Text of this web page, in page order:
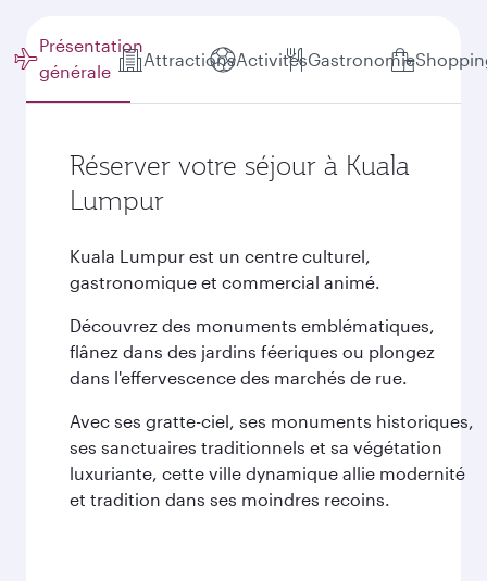
Présentation
générale
AttractionsActivitésGastronomie
Réserver votre séjour à Kuala
Lumpur
Kuala Lumpur est un centre culturel,
gastronomique et commercial animé.
Découvrez des monuments emblématiques,
flânez dans des jardins féeriques ou plongez
dans l'effervescence des marchés de rue.
Avec ses gratte-ciel, ses monuments historiques,
ses sanctuaires traditionnels et sa végétation
luxuriante, cette ville dynamique allie modernité
et tradition dans ses moindres recoins.